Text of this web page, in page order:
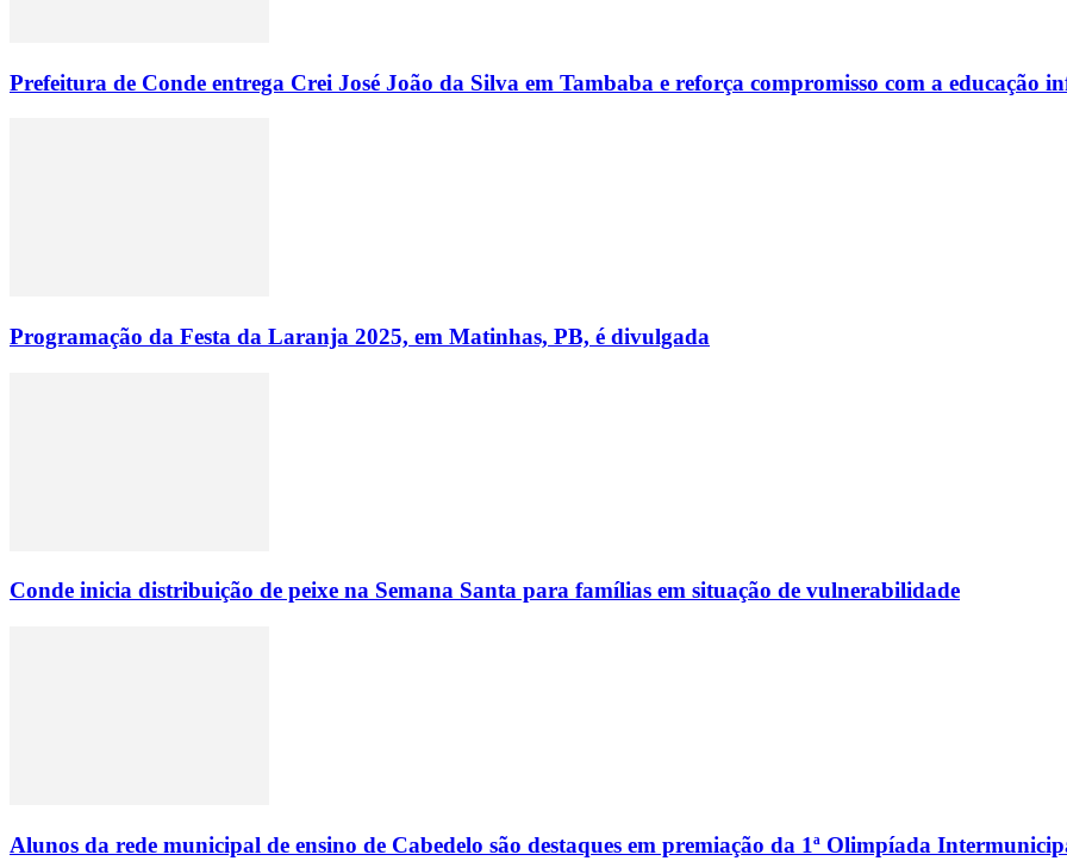
Prefeitura de Conde entrega Crei José João da Silva em Tambaba e reforça compromisso com a educação
Programação da Festa da Laranja 2025, em Matinhas, PB, é divulgada
Conde inicia distribuição de peixe na Semana Santa para famílias em situação de vulnerabilidade
Alunos da rede municipal de ensino de Cabedelo são destaques em premiação da 1ª Olimpíada